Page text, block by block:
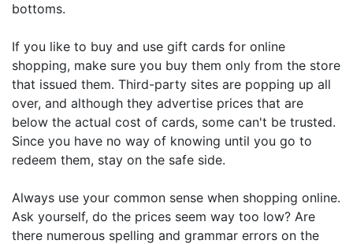
bottoms.
If you like to buy and use gift cards for online
shopping, make sure you buy them only from the store
that issued them. Third-party sites are popping up all
over, and although they advertise prices that are
below the actual cost of cards, some can't be trusted.
Since you have no way of knowing until you go to
redeem them, stay on the safe side.
Always use your common sense when shopping online.
Ask yourself, do the prices seem way too low? Are
there numerous spelling and grammar errors on the